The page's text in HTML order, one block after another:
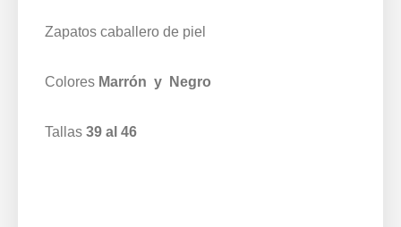
Zapatos caballero de piel
Colores Marrón y Negro
Tallas 39 al 46